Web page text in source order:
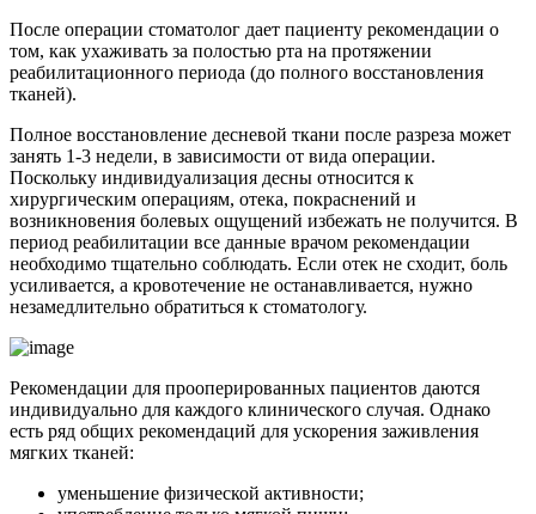
После операции стоматолог дает пациенту рекомендации о
том, как ухаживать за полостью рта на протяжении
реабилитационного периода (до полного восстановления
тканей).
Полное восстановление десневой ткани после разреза может
занять 1-3 недели, в зависимости от вида операции.
Поскольку индивидуализация десны относится к
хирургическим операциям, отека, покраснений и
возникновения болевых ощущений избежать не получится. В
период реабилитации все данные врачом рекомендации
необходимо тщательно соблюдать. Если отек не сходит, боль
усиливается, а кровотечение не останавливается, нужно
незамедлительно обратиться к стоматологу.
Рекомендации для прооперированных пациентов даются
индивидуально для каждого клинического случая. Однако
есть ряд общих рекомендаций для ускорения заживления
мягких тканей:
уменьшение физической активности;